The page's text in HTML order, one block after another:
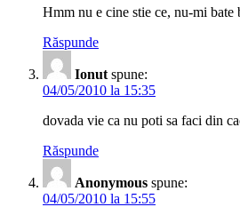
Hmm nu e cine stie ce, nu-mi bate
Răspunde
Ionut spune:
04/05/2010 la 15:35
dovada vie ca nu poti sa faci din
Răspunde
Anonymous spune:
04/05/2010 la 15:55